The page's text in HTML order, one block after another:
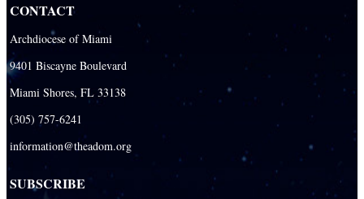
CONTACT
Archdiocese of Miami
9401 Biscayne Boulevard
Miami Shores, FL 33138
(305) 757-6241
information@theadom.org
SUBSCRIBE